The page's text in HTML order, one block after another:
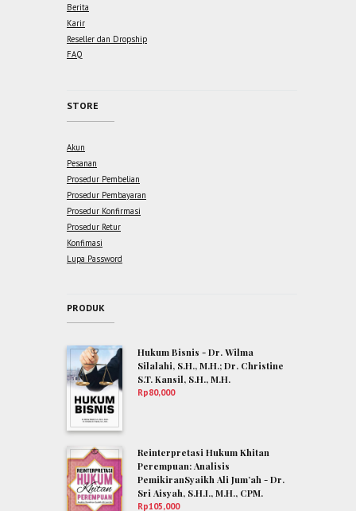
Berita
Karir
Reseller dan Dropship
FAQ
STORE
Akun
Pesanan
Prosedur Pembelian
Prosedur Pembayaran
Prosedur Konfirmasi
Prosedur Retur
Konfimasi
Lupa Password
PRODUK
Hukum Bisnis - Dr. Wilma
Silalahi, S.H., M.H.; Dr. Christine
S.T. Kansil, S.H., M.H.
Rp80,000
Reinterpretasi Hukum Khitan
Perempuan: Analisis
PemikiranSyaikh Ali Jum’ah - Dr.
Sri Aisyah, S.H.I., M.H., CPM.
Rp105,000